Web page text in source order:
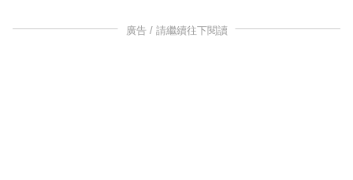
廣告 / 請繼續往下閱讀